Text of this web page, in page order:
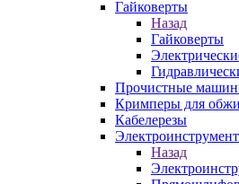
Гайковерты
Назад
Гайковерты
Прочистные
Кримперы для
Кабелерезы
Электроинструмент
Назад